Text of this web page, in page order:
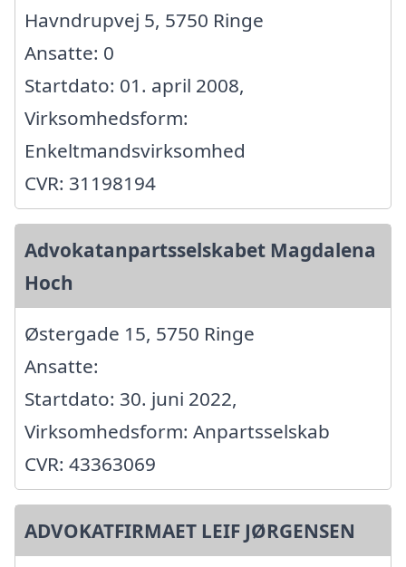
Havndrupvej 5, 5750 Ringe
Ansatte: 0
Startdato: 01. april 2008,
Virksomhedsform:
Enkeltmandsvirksomhed
CVR: 31198194
Advokatanpartsselskabet Magdalena
Hoch
Østergade 15, 5750 Ringe
Ansatte:
Startdato: 30. juni 2022,
Virksomhedsform: Anpartsselskab
CVR: 43363069
ADVOKATFIRMAET LEIF JØRGENSEN